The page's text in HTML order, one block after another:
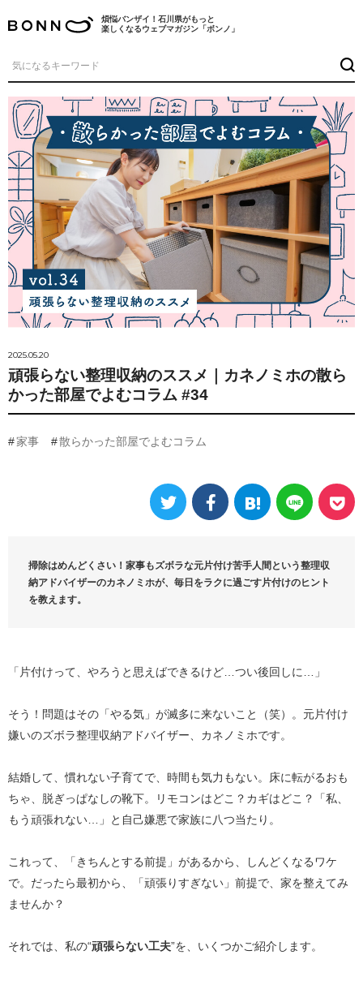
煩悩バンザイ！石川県がもっと
楽しくなるウェブマガジン「ボンノ」
2025.05.20
頑張らない整理収納のススメ｜カネノミホの散ら
かった部屋でよむコラム #34
家事 散らかった部屋でよむコラム
掃除はめんどくさい！家事もズボラな元片付け苦手人間という整理収
納アドバイザーのカネノミホが、毎日をラクに過ごす片付けのヒント
を教えます。
「片付けって、やろうと思えばできるけど…つい後回しに…」
そう！問題はその「やる気」が滅多に来ないこと（笑）。元片付け
嫌いのズボラ整理収納アドバイザー、カネノミホです。
結婚して、慣れない子育てで、時間も気力もない。床に転がるおも
ちゃ、脱ぎっぱなしの靴下。リモコンはどこ？カギはどこ？「私、
もう頑張れない…」と自己嫌悪で家族に八つ当たり。
これって、「きちんとする前提」があるから、しんどくなるワケ
で。だったら最初から、「頑張りすぎない」前提で、家を整えてみ
ませんか？
それでは、私の“頑張らない工夫”を、いくつかご紹介します。